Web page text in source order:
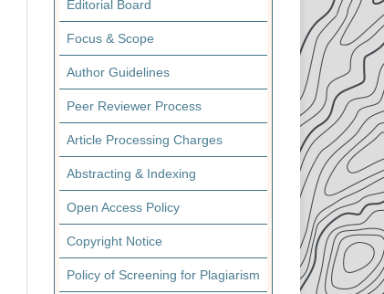
Editorial Board
Focus & Scope
Author Guidelines
Peer Reviewer Process
Article Processing Charges
Abstracting & Indexing
Open Access Policy
Copyright Notice
Policy of Screening for Plagiarism